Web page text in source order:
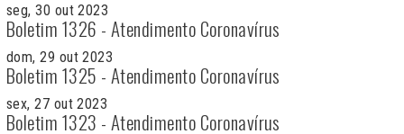
seg, 30 out 2023
Boletim 1326 - Atendimento Coronavírus
dom, 29 out 2023
Boletim 1325 - Atendimento Coronavírus
sex, 27 out 2023
Boletim 1323 - Atendimento Coronavírus